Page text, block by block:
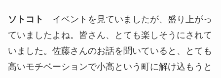
ソトコト
イベントを見ていましたが、盛り上がっ
ていましたよね。皆さん、とても楽しそうにされて
いました。佐藤さんのお話を聞いていると、とても
高いモチベーションで小高という町に解け込もうと